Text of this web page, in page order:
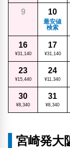
9 10
最安値
検索
16
¥31,140
17
¥31,140
23
¥15,440
24
¥11,340
30
¥8,340
31
¥8,340
宮崎発大